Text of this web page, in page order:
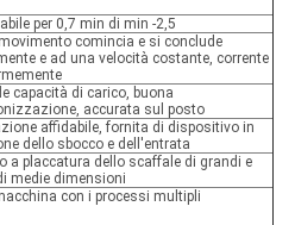
per 0,7 min di min -2,5
comincia e si conclude
e ad una velocità costante, corrente
capacità di carico, buona
accurata sul posto
affidabile, fornita di dispositivo in
dello sbocco e dell'entrata
a placcatura dello scaffale di grandi e
medie dimensioni
con i processi multipli